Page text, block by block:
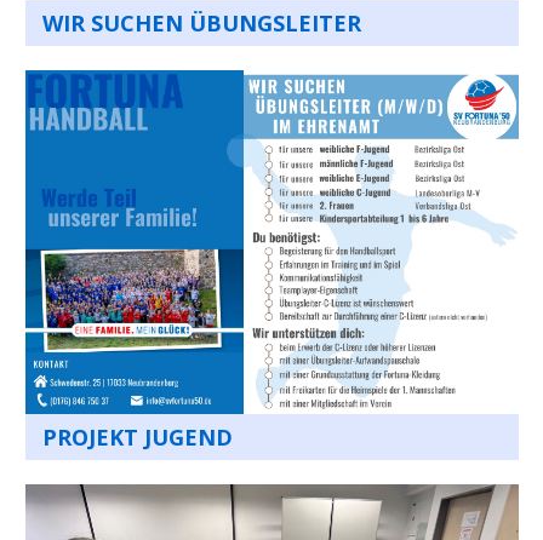
WIR SUCHEN ÜBUNGSLEITER
PROJEKT JUGEND